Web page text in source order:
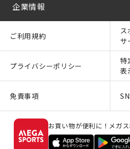
企業情報
ご利用規約
ス
サ
プライバシーポリシー
特
表
免責事項
お買い物が便利に！メガ